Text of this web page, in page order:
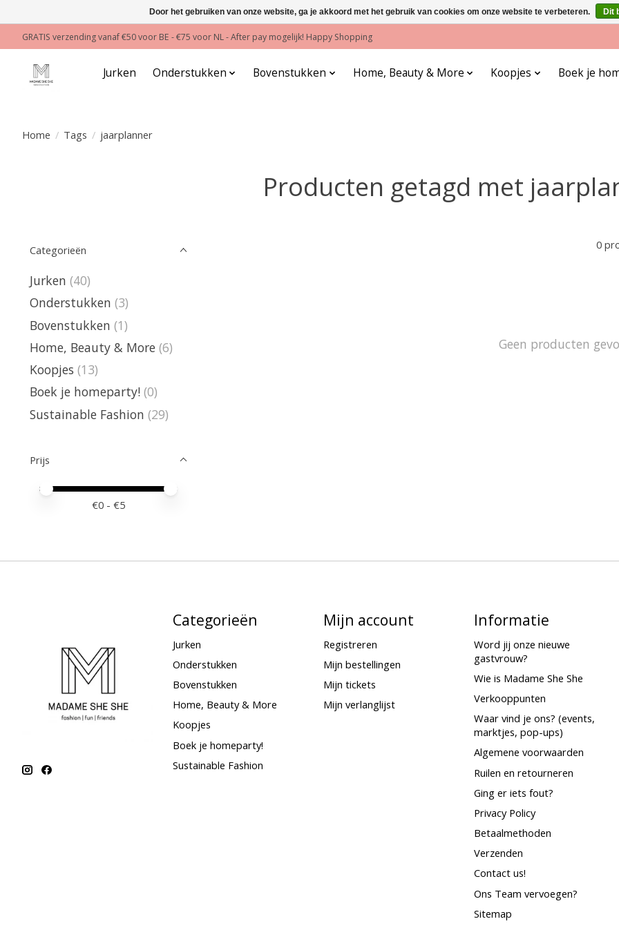
GRATIS verzending vanaf €50 voor BE - €75 voor NL - After pay mogelijk! Happy Shopping
Jurken Onderstukken Bovenstukken Home, Beauty & More Koopjes Boek je
Home / Tags / jaarplanner
Producten getagd met
Categorieën
Jurken (40)
Onderstukken (3)
Bovenstukken (1)
Home, Beauty & More (6)
Koopjes (13)
Boek je homeparty! (0)
Sustainable Fashion (29)
Prijs
Minimale prijswaarde
Price maximum value
€0 - €5
0
Geen producten
Categorieën
Jurken
Onderstukken
Bovenstukken
Home, Beauty & More
Koopjes
Boek je homeparty!
Sustainable Fashion
Mijn account
Registreren
Mijn bestellingen
Mijn tickets
Mijn verlanglijst
Informatie
Word jij onze nieuwe
gastvrouw?
Wie is Madame She She
Verkooppunten
Waar vind je ons? (events,
marktjes, pop-ups)
Algemene voorwaarden
Ruilen en retourneren
Ging er iets fout?
Privacy Policy
Betaalmethoden
Verzenden
Contact us!
Ons Team vervoegen?
Sitemap
Door het gebruiken van onze website, ga je akkoord met het gebruik van cookies om onze website te verbeteren. Dit